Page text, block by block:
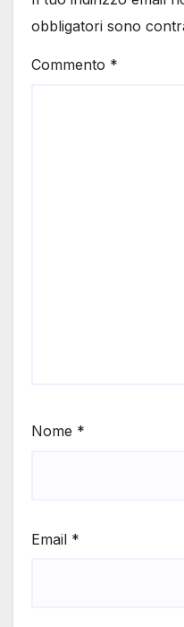
obbligatori sono
Commento *
Nome *
Email *